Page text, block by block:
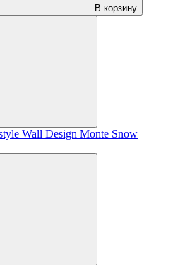
В корзину